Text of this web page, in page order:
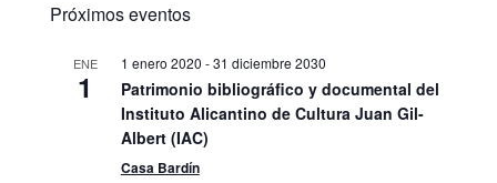
Próximos eventos
ENE
1
1 enero 2020 -31 diciembre 2030
Patrimonio bibliográfico y documental del
Instituto Alicantino de Cultura Juan Gil-
Albert (IAC)
Casa Bardín